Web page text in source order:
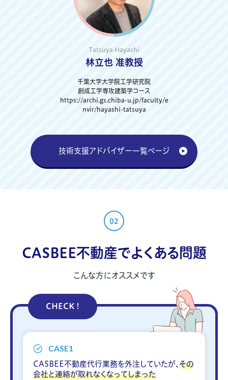
Tatsuya Hayashi
林立也 准教授
千葉大学大学院工学研究院
創成工学専攻建築学コース
https://archi.gs.chiba-u.jp/faculty/e
nvir/hayashi-tatsuya
技術支援アドバイザー一覧ページ
02
CASBEE不動産でよくある問題
こんな方にオススメです
CHECK !
CASE1
CASBEE不動産代行業務を外注していたが、その
会社と連絡が取れなくなってしまった